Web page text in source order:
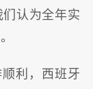
认为全年实
利，西班牙